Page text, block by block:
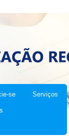
se Serviços